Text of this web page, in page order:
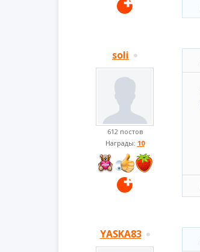
soli
612 постов
Награды: 10
YASKA83